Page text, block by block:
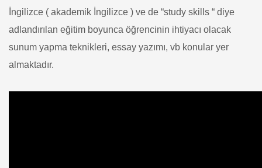
İngilizce ( akademik İngilizce ) ve de “study skills “ diye
adlandırılan eğitim boyunca öğrencinin ihtiyacı olacak
sunum yapma teknikleri, essay yazımı, vb konular yer
almaktadır.